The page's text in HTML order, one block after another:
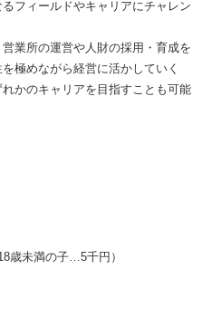
フィールドやキャリアにチャレン
業所の運営や人財の採用・育成を
極めながら経営に活かしていく
かのキャリアを目指すことも可能
歳未満の子…5千円）